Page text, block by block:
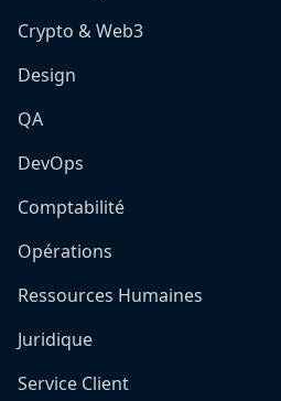
Crypto & Web3
Design
QA
DevOps
Comptabilité
Opérations
Ressources Humaines
Juridique
Service Client